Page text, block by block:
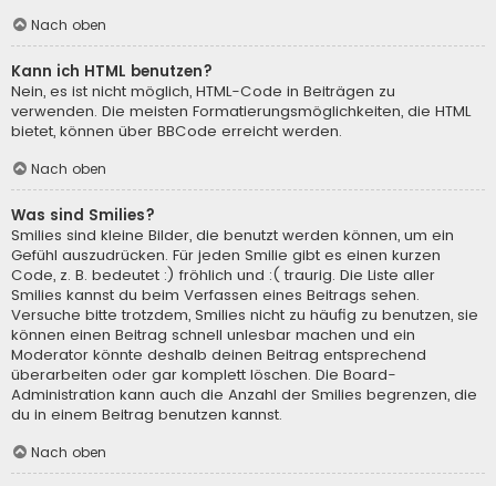
Nach oben
Kann ich HTML benutzen?
Nein, es ist nicht möglich, HTML-Code in Beiträgen zu
verwenden. Die meisten Formatierungsmöglichkeiten, die HTML
bietet, können über BBCode erreicht werden.
Nach oben
Was sind Smilies?
Smilies sind kleine Bilder, die benutzt werden können, um ein
Gefühl auszudrücken. Für jeden Smilie gibt es einen kurzen
Code, z. B. bedeutet :) fröhlich und :( traurig. Die Liste aller
Smilies kannst du beim Verfassen eines Beitrags sehen.
Versuche bitte trotzdem, Smilies nicht zu häufig zu benutzen, sie
können einen Beitrag schnell unlesbar machen und ein
Moderator könnte deshalb deinen Beitrag entsprechend
überarbeiten oder gar komplett löschen. Die Board-
Administration kann auch die Anzahl der Smilies begrenzen, die
du in einem Beitrag benutzen kannst.
Nach oben